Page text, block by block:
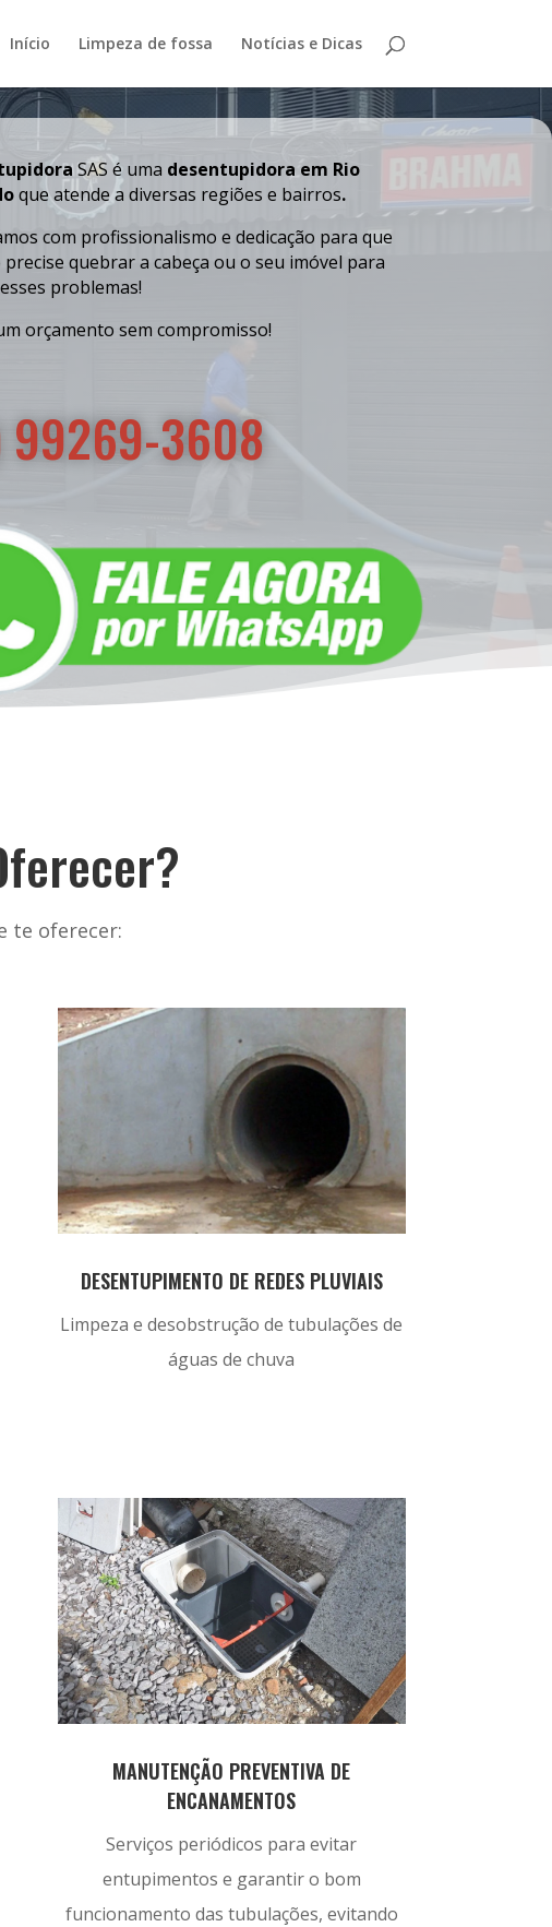
Início Limpeza de fossa Notícias e Dicas
SAS é uma desentupidora em Rio
que atende a diversas regiões e bairros.
com profissionalismo e dedicação para que
precise quebrar a cabeça ou o seu imóvel para
problemas!
orçamento sem compromisso!
99269-3608
te oferecer:
DESENTUPIMENTO DE REDES PLUVIAIS
Limpeza e desobstrução de tubulações de
águas de chuva
MANUTENÇÃO PREVENTIVA DE
ENCANAMENTOS
Serviços periódicos para evitar
entupimentos e garantir o bom
funcionamento das tubulações, evitando